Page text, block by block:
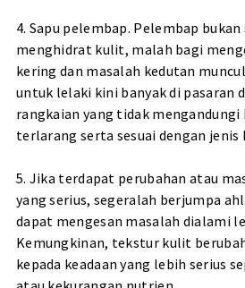
4. Sapu pelembap. Pelembap
menghidrat kulit, malah bagi
kering dan masalah kedutan
untuk lelaki kini banyak di pasaran
rangkaian yang tidak mengandungi
terlarang serta sesuai dengan jenis
5. Jika terdapat perubahan atau
yang serius, segeralah berjumpa
dapat mengesan masalah dialami
Kemungkinan, tekstur kulit
kepada keadaan yang lebih serius